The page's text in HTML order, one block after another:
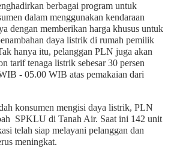
berbagai program untuk
dalam menggunakan kendaraan
dengan memberikan harga khusus untuk
daya listrik di rumah pemilik
hanya itu, pelanggan PLN juga akan
tarif tenaga listrik sebesar 30 persen
- 05.00 WIB atas pemakaian dari
konsumen mengisi daya listrik, PLN
SPKLU di Tanah Air. Saat ini 142 unit
telah siap melayani pelanggan dan
meningkat.